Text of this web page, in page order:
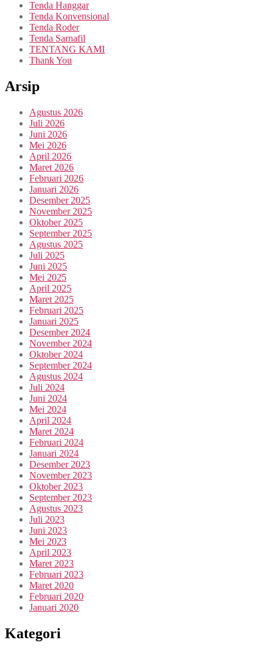
Tenda Hanggar
Tenda Konvensional
Tenda Roder
Tenda Sarnafil
TENTANG KAMI
Thank You
Arsip
Agustus 2026
Juli 2026
Juni 2026
Mei 2026
April 2026
Maret 2026
Februari 2026
Januari 2026
Desember 2025
November 2025
Oktober 2025
September 2025
Agustus 2025
Juli 2025
Juni 2025
Mei 2025
April 2025
Maret 2025
Februari 2025
Januari 2025
Desember 2024
November 2024
Oktober 2024
September 2024
Agustus 2024
Juli 2024
Juni 2024
Mei 2024
April 2024
Maret 2024
Februari 2024
Januari 2024
Desember 2023
November 2023
Oktober 2023
September 2023
Agustus 2023
Juli 2023
Juni 2023
Mei 2023
April 2023
Maret 2023
Februari 2023
Maret 2020
Februari 2020
Januari 2020
Kategori